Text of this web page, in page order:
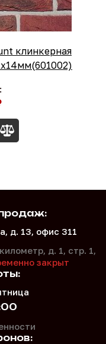
клинкерная
д. 13, офис 311
д. 1, стр. 1,
закрыт